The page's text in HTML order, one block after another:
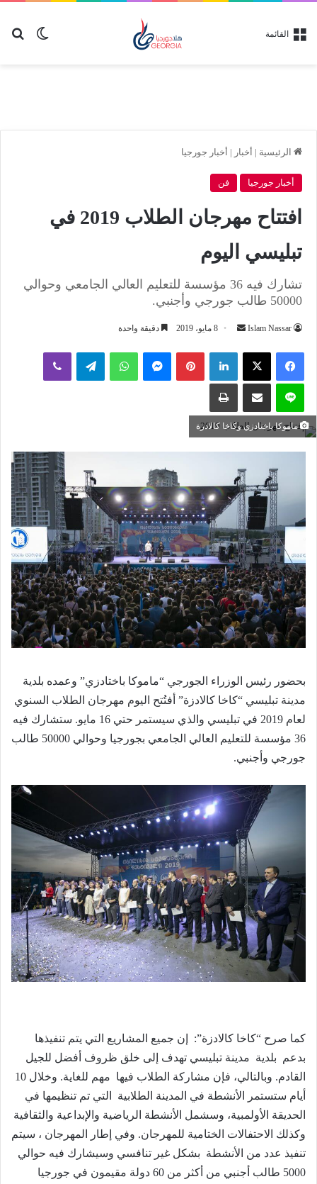
الوضع القائمة
الرئيسية | أخبار | أخبار جورجيا
أخبار جورجيا فن
افتتاح مهرجان الطلاب 2019 في
تبليسي اليوم
تشارك فيه 36 مؤسسة للتعليم العالي الجامعي وحوالي
50000 طالب جورجي وأجنبي.
Islam Nassar
أرسل
إلكترونيا
8 مايو، 2019 دقيقة واحدة
لينكدإن بينتيريستماسنجر واتساب تيلقرام ڤايبر
لاين مشاركة عبر البريد طباعة
ماموكا باختادزي وكاخا كالادزة
بحضور رئيس الوزراء الجورجي “ماموكا باختادزي” وعمده بلدية
مدينة تبليسي “كاخا كالادزة” أفتُتح اليوم مهرجان الطلاب السنوي
لعام 2019 في تبليسي والذي سيستمر حتي 16 مايو.
ستشارك فيه
36 مؤسسة للتعليم العالي الجامعي بجورجيا وحوالي 50000 طالب
جورجي وأجنبي.
كما صرح “كاخا كالادزة”: إن جميع المشاريع التي يتم تنفيذها
بدعم بلدية مدينة تبليسي تهدف إلى خلق ظروف أفضل للجيل
القادم. وبالتالي، فإن مشاركة الطلاب فيها مهم للغاية. و
خلال 10
أيام ستستمر الأنشطة في المدينة الطلابية التي تم تنظيمها في
الحديقة الأولمبية، وسشمل الأنشطة الرياضية والإبداعية والثقافية
وكذلك الاحتفالات الختامية للمهرجان. وفي إطار المهرجان ، سيتم
تنفيذ عدد من الأنشطة بشكل غير تنافسي وسيشارك فيه حوالي
5000 طالب أجنبي من أكثر من 60 دولة مقيمون في جورجيا